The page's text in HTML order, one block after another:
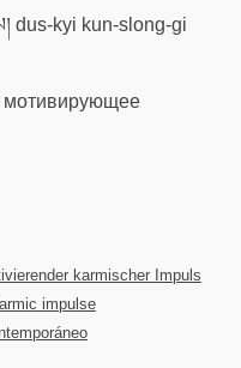
dus-kyi kun-slong-gi
karmischer Impuls
impulse